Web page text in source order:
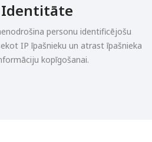
Identitāte
personu identificējošu
IP īpašnieku un atrast īpašnieka
kopīgošanai.